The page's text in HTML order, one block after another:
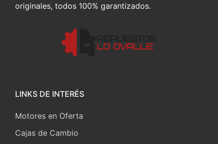
originales, todos 100% garantizados.
LINKS DE INTERÉS
Motores en Oferta
Cajas de Cambio